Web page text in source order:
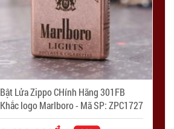
Bật Lửa Zippo CHính Hãng 301FB
Khắc logo Marlboro - Mã SP: ZPC1727